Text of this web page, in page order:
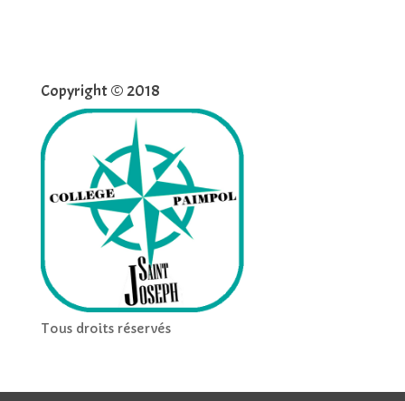
Copyright © 2018
Tous droits réservés